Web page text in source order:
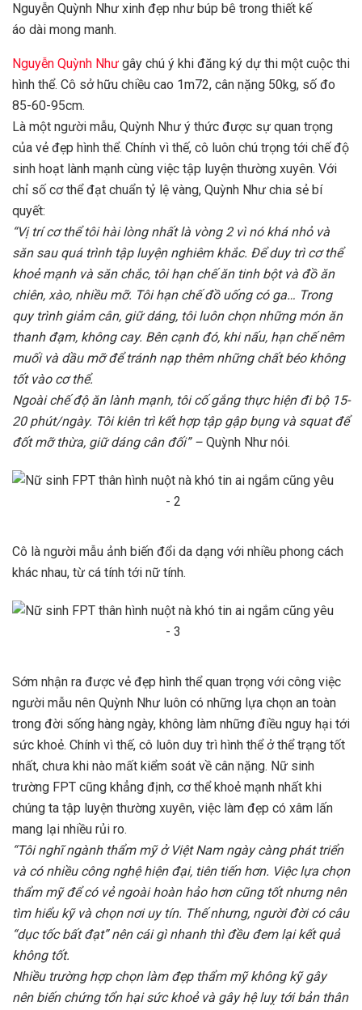
Nguyễn Quỳnh Như xinh đẹp như búp bê trong thiết kế
áo dài mong manh.
Nguyễn Quỳnh Như gây chú ý khi đăng ký dự thi một cuộc thi
hình thể. Cô sở hữu chiều cao 1m72, cân nặng 50kg, số đo
85-60-95cm.
Là một người mẫu, Quỳnh Như ý thức được sự quan trọng
của vẻ đẹp hình thể. Chính vì thế, cô luôn chú trọng tới chế độ
sinh hoạt lành mạnh cùng việc tập luyện thường xuyên. Với
chỉ số cơ thể đạt chuẩn tỷ lệ vàng, Quỳnh Như chia sẻ bí
quyết:
“Vị trí cơ thể tôi hài lòng nhất là vòng 2 vì nó khá nhỏ và
săn sau quá trình tập luyện nghiêm khắc. Để duy trì cơ thể
khoẻ mạnh và săn chắc, tôi hạn chế ăn tinh bột và đồ ăn
chiên, xào, nhiều mỡ. Tôi hạn chế đồ uống có ga… Trong
quy trình giảm cân, giữ dáng, tôi luôn chọn những món ăn
thanh đạm, không cay. Bên cạnh đó, khi nấu, hạn chế nêm
muối và dầu mỡ để tránh nạp thêm những chất béo không
tốt vào cơ thể.
Ngoài chế độ ăn lành mạnh, tôi cố gắng thực hiện đi bộ 15-
20 phút/ngày. Tôi kiên trì kết hợp tập gập bụng và squat để
đốt mỡ thừa, giữ dáng cân đối” – Quỳnh Như nói.
Cô là người mẫu ảnh biến đổi da dạng với nhiều phong cách
khác nhau, từ cá tính tới nữ tính.
Sớm nhận ra được vẻ đẹp hình thể quan trọng với công việc
người mẫu nên Quỳnh Như luôn có những lựa chọn an toàn
trong đời sống hàng ngày, không làm những điều nguy hại tới
sức khoẻ. Chính vì thế, cô luôn duy trì hình thể ở thể trạng tốt
nhất, chưa khi nào mất kiểm soát về cân nặng. Nữ sinh
trường FPT cũng khẳng định, cơ thể khoẻ mạnh nhất khi
chúng ta tập luyện thường xuyên, việc làm đẹp có xâm lấn
mang lại nhiều rủi ro.
“Tôi nghĩ ngành thẩm mỹ ở Việt Nam ngày càng phát triển
và có nhiều công nghệ hiện đại, tiên tiến hơn. Việc lựa chọn
thẩm mỹ để có vẻ ngoài hoàn hảo hơn cũng tốt nhưng nên
tìm hiểu kỹ và chọn nơi uy tín. Thế nhưng, người đời có câu
“dục tốc bất đạt” nên cái gì nhanh thì đều đem lại kết quả
không tốt.
Nhiều trường hợp chọn làm đẹp thẩm mỹ không kỹ gây
nên biến chứng tổn hại sức khoẻ và gây hệ luỵ tới bản thân